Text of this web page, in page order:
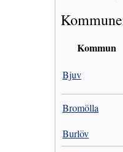
Kommun
Bjuv
Bromölla
Burlöv